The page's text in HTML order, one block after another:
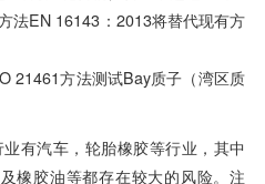
法EN 16143：2013将替代现有方
21461方法测试Bay质子（湾区质
有汽车，轮胎橡胶等行业，其中
橡胶油等都存在较大的风险。注